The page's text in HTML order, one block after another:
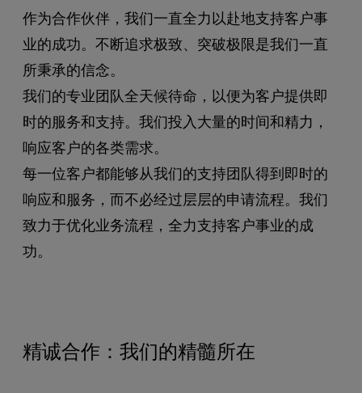
作为合作伙伴，我们一直全力以赴地支持客户事
业的成功。不断追求极致、突破极限是我们一直
所秉承的信念。
我们的专业团队全天候待命，以便为客户提供即
时的服务和支持。我们投入大量的时间和精力，
响应客户的各类需求。
每一位客户都能够从我们的支持团队得到即时的
响应和服务，而不必经过层层的申请流程。我们
致力于优化业务流程，全力支持客户事业的成
功。
精诚合作：我们的精髓所在